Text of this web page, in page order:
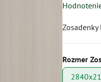
Rozmer